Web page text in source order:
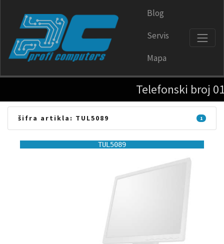
Blog
Servis
Mapa
Telefonski broj 011-
šifra artikla: TUL5089 1
TUL5089